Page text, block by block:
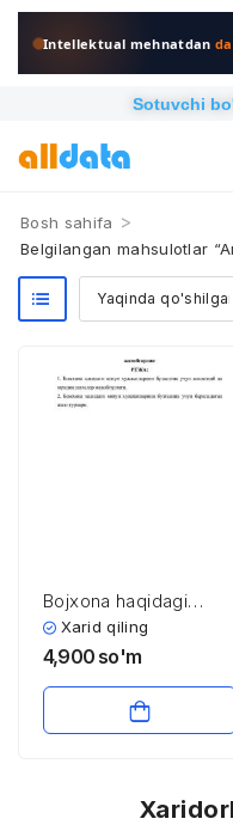
Intellektual mehnatdan
Sotuvchi
Bosh sahifa >
Belgilangan mahsulotlar
Bojxona haqidagi
qonun xujjatlarini
buzilishi tushunchasi
Xarid qiling
4,900 so'm